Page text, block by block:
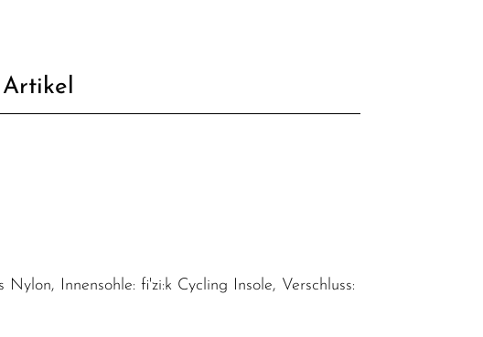
Innensohle: fi'zi:k Cycling Insole, Verschluss: